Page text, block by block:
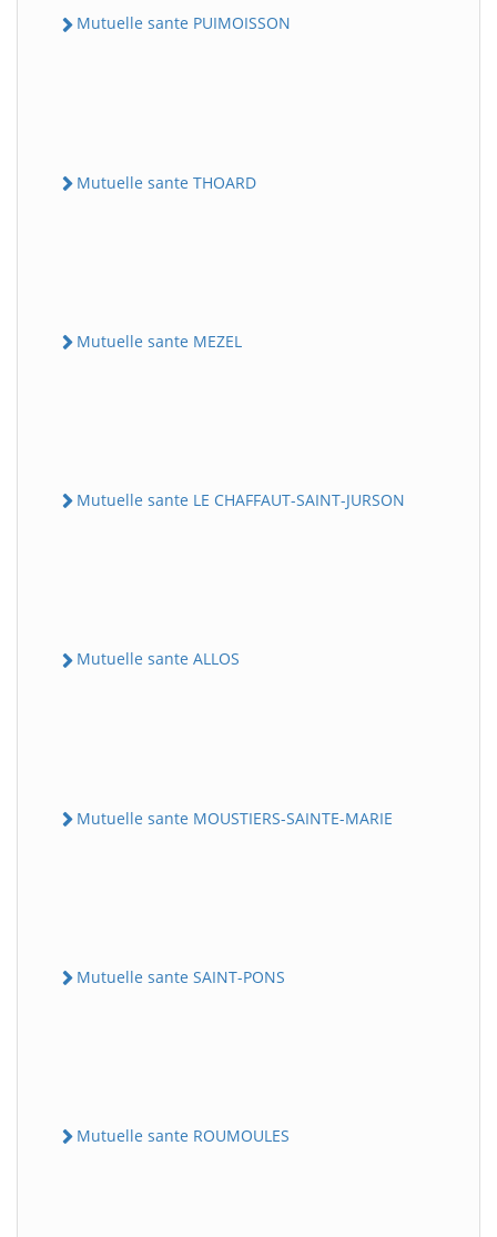
Mutuelle sante PUIMOISSON
Mutuelle sante THOARD
Mutuelle sante MEZEL
Mutuelle sante LE CHAFFAUT-SAINT-JURSON
Mutuelle sante ALLOS
Mutuelle sante MOUSTIERS-SAINTE-MARIE
Mutuelle sante SAINT-PONS
Mutuelle sante ROUMOULES